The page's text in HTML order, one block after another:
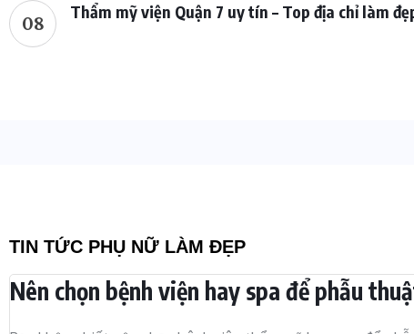
08
Thẩm mỹ viện Quận 7 uy tín – Top địa chỉ làm
TIN TỨC PHỤ NỮ LÀM ĐẸP
Nên chọn bệnh viện hay spa để phẫu